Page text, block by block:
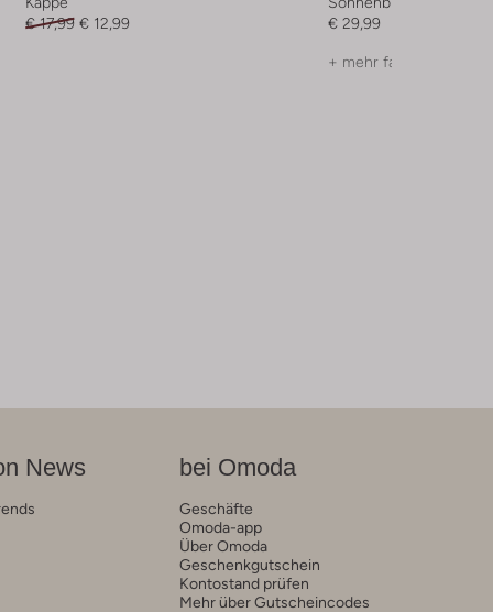
€ 17,99 € 12,99
€ 29,99
+ mehr farben
News bei Omoda
Geschäfte
Omoda-app
Über Omoda
Geschenkgutschein
Kontostand prüfen
Mehr über Gutscheincodes